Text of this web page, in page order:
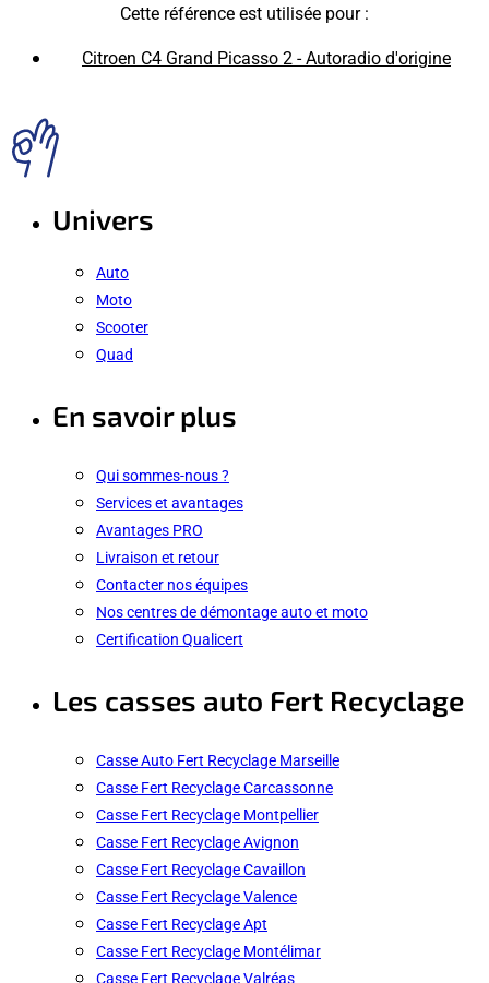
Cette référence est utilisée pour :
Citroen C4 Grand Picasso 2 - Autoradio d'origine
Univers
Auto
Moto
Scooter
Quad
En savoir plus
Qui sommes-nous ?
Services et avantages
Avantages PRO
Livraison et retour
Contacter nos équipes
Nos centres de démontage auto et moto
Certification Qualicert
Les casses auto Fert Recyclage
Casse Auto Fert Recyclage Marseille
Casse Fert Recyclage Carcassonne
Casse Fert Recyclage Montpellier
Casse Fert Recyclage Avignon
Casse Fert Recyclage Cavaillon
Casse Fert Recyclage Valence
Casse Fert Recyclage Apt
Casse Fert Recyclage Montélimar
Casse Fert Recyclage Valréas